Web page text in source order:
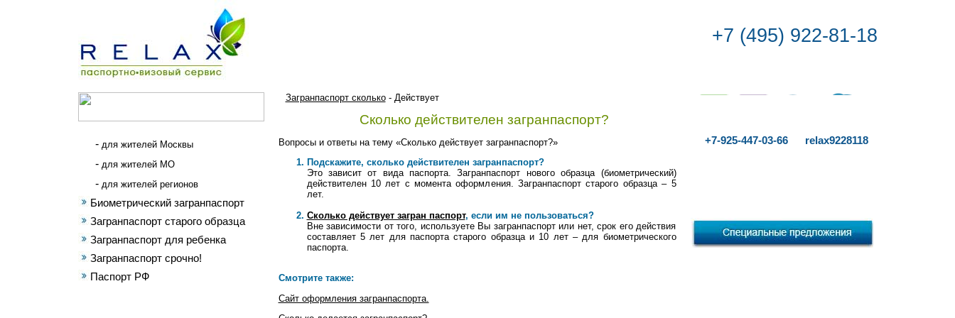
+7 (495) 922-81-18
- для жителей Москвы
- для жителей МО
- для жителей регионов
Биометрический загранпаспорт
Загранпаспорт старого образца
Загранпаспорт для ребенка
Загранпаспорт срочно!
Паспорт РФ
Загранпаспорт сколько- Действует
Сколько действителен загранпаспорт?
Вопросы и ответы на тему «Сколько действует загранпаспорт?»
Подскажите, сколько действителен загранпаспорт?
Это зависит от вида паспорта. Загранпаспорт нового образца (биометрический)
действителен 10 лет с момента оформления. Загранпаспорт старого образца – 5
лет.
Сколько действует загран паспорт, если им не пользоваться?
Вне зависимости от того, используете Вы загранпаспорт или нет, срок его действия
составляет 5 лет для паспорта старого образца и 10 лет – для биометрического
паспорта.
Смотрите также:
Сайт оформления загранпаспорта.
+7-925-447-03-66 relax9228118